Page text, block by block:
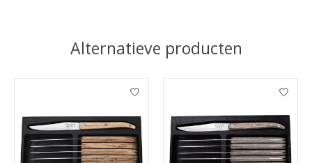
Alternatieve producten
Items van productcarrousel